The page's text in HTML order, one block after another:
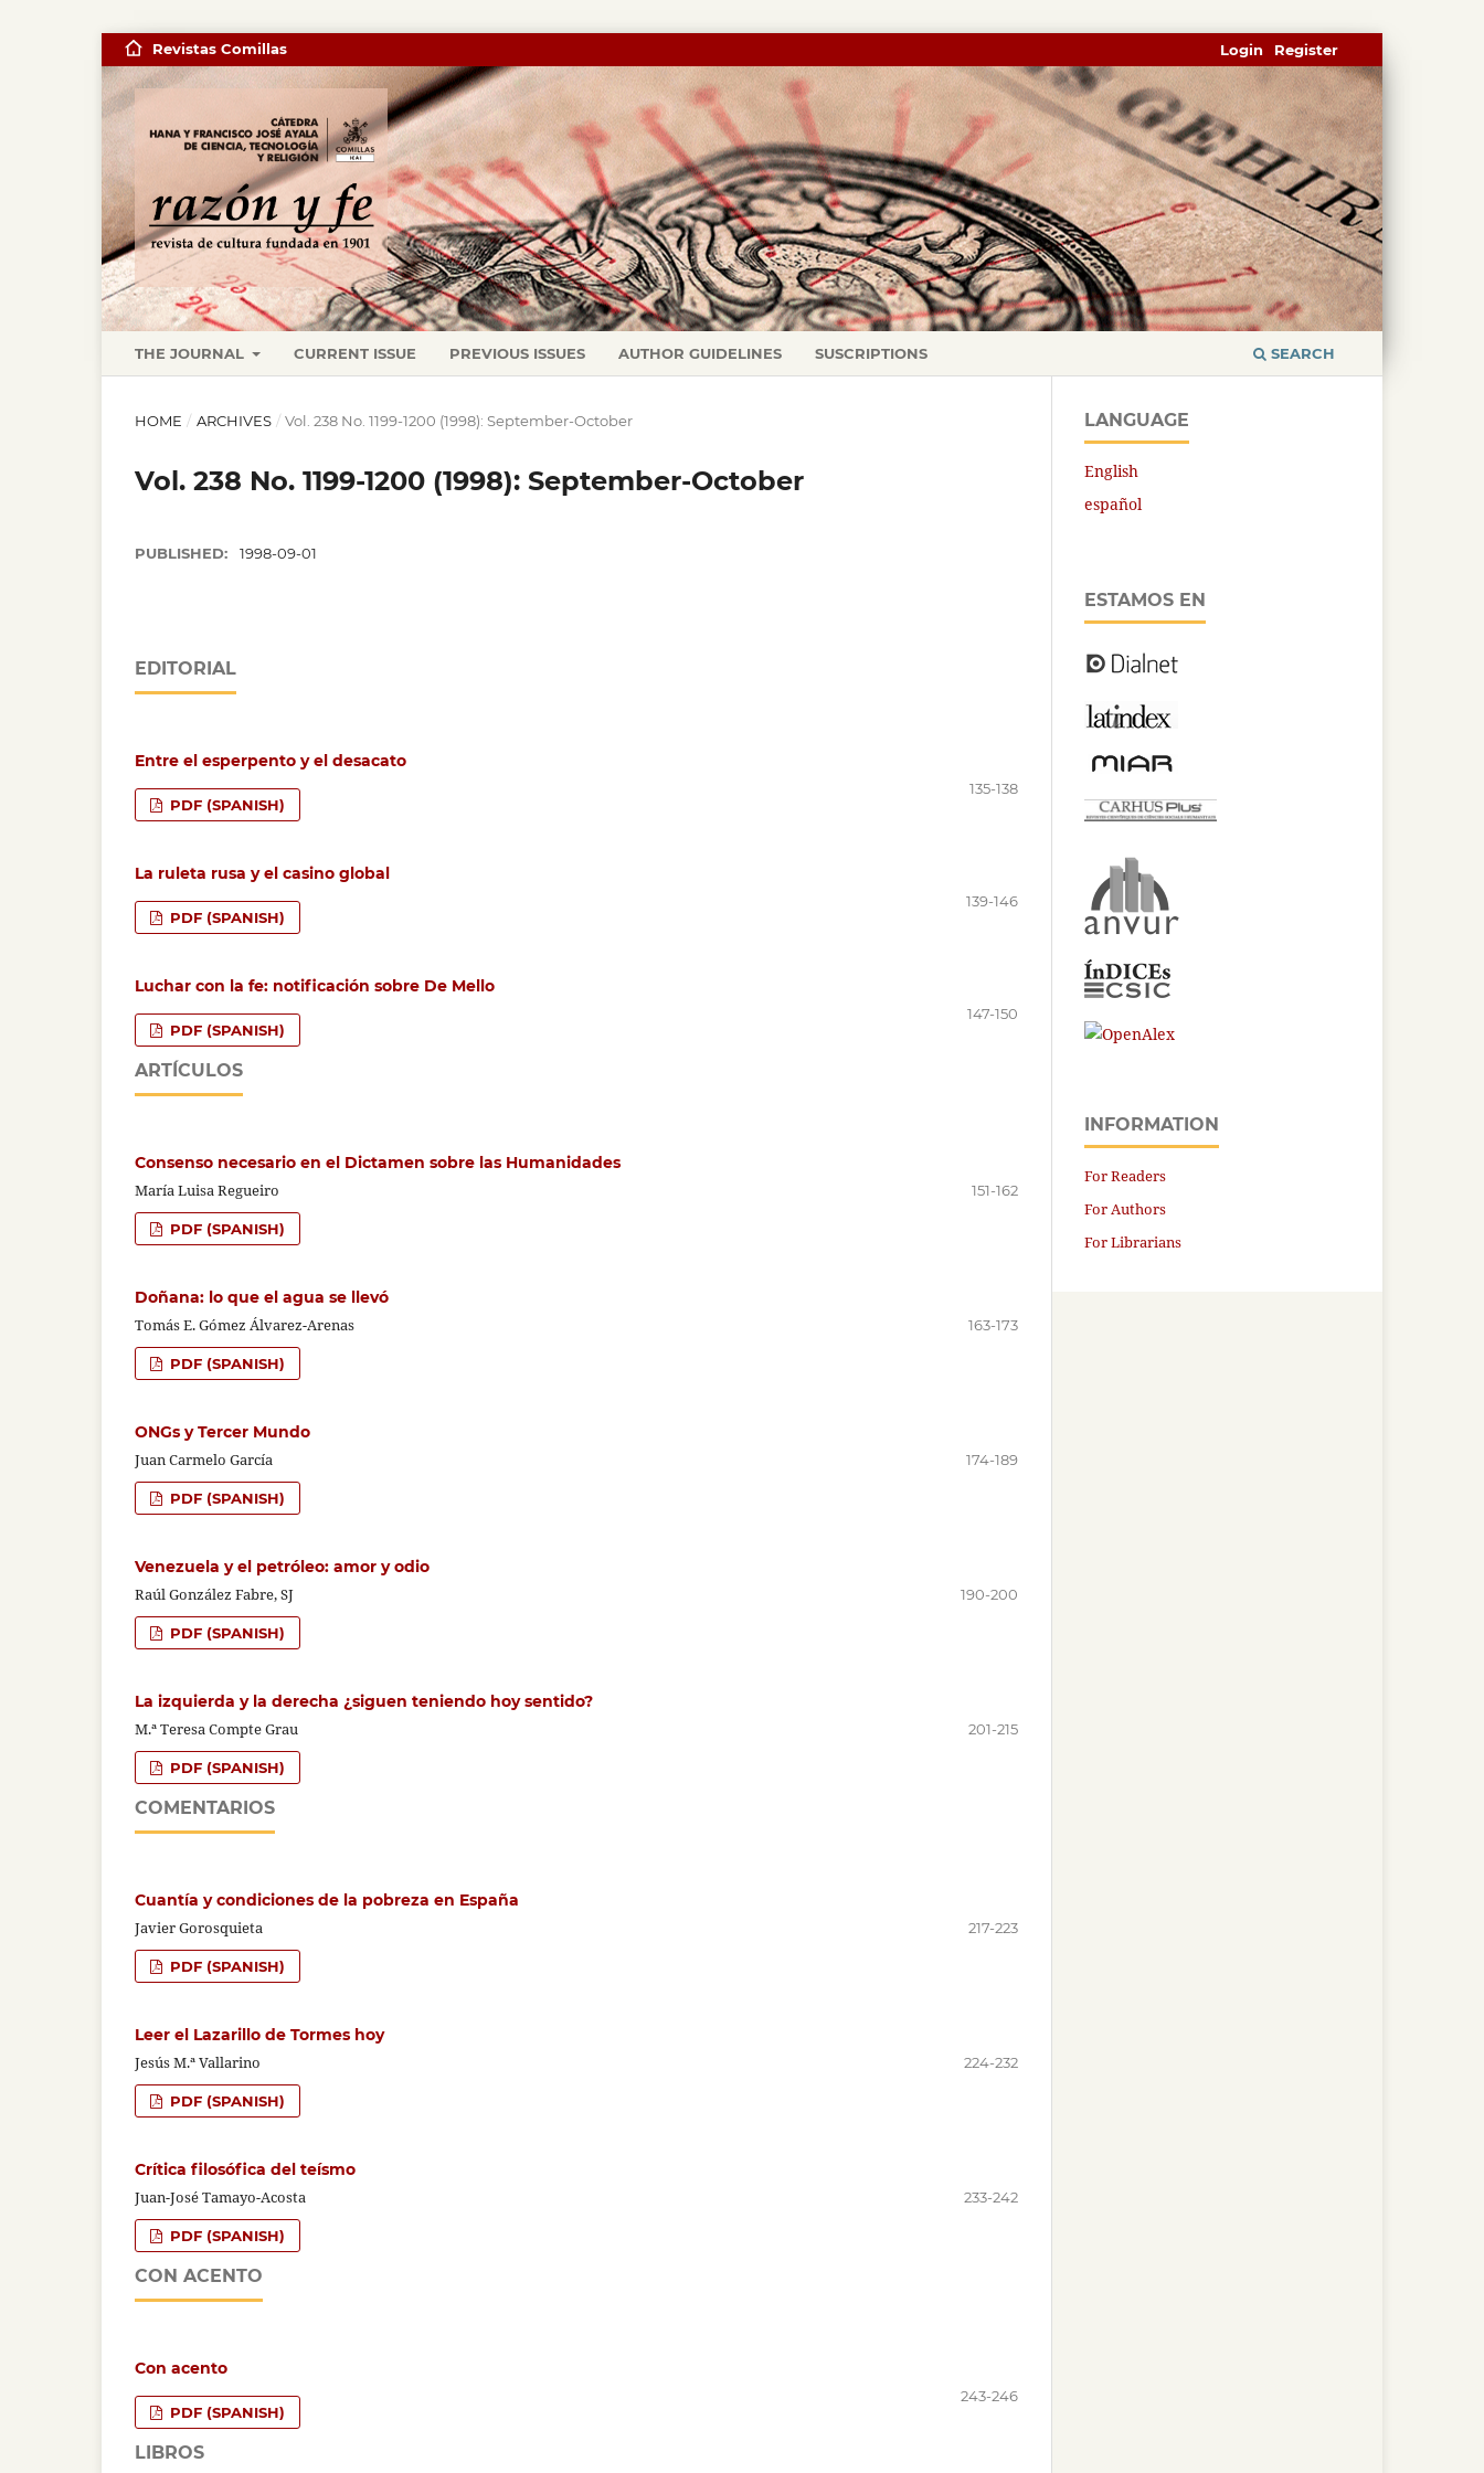
THE JOURNAL CURRENT ISSUE PREVIOUS ISSUES AUTHOR GUIDELINES SUSCRIPTIONS SEARCH
Revistas Comillas Register
Login
HOME / ARCHIVES / Vol. 238 No. 1199-1200 (1998): September-October
Vol. 238 No. 1199-1200 (1998): September-October
PUBLISHED: 1998-09-01
EDITORIAL
Entre el esperpento y el desacato
135-138
PDF (SPANISH)
La ruleta rusa y el casino global
139-146
PDF (SPANISH)
Luchar con la fe: notificación sobre De Mello
147-150
PDF (SPANISH)
ARTÍCULOS
Consenso necesario en el Dictamen sobre las Humanidades
María Luisa Regueiro
151-162
PDF (SPANISH)
Doñana: lo que el agua se llevó
Tomás E. Gómez Álvarez-Arenas
163-173
PDF (SPANISH)
ONGs y Tercer Mundo
Juan Carmelo García
174-189
PDF (SPANISH)
Venezuela y el petróleo: amor y odio
Raúl González Fabre, SJ
190-200
PDF (SPANISH)
La izquierda y la derecha ¿siguen teniendo hoy sentido?
M.ª Teresa Compte Grau
201-215
PDF (SPANISH)
COMENTARIOS
Cuantía y condiciones de la pobreza en España
Javier Gorosquieta
217-223
PDF (SPANISH)
Leer el Lazarillo de Tormes hoy
Jesús M.ª Vallarino
224-232
PDF (SPANISH)
Crítica filosófica del teísmo
Juan-José Tamayo-Acosta
233-242
PDF (SPANISH)
CON ACENTO
Con acento
243-246
PDF (SPANISH)
LIBROS
LANGUAGE
English
español
ESTAMOS EN
INFORMATION
For Readers
For Authors
For Librarians